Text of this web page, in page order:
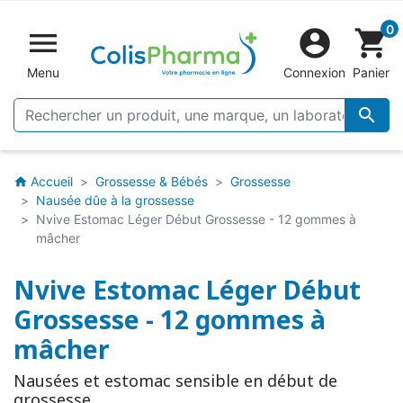

Menu


Connexion
shopping_cart0
Panier
home Accueil Grossesse & Bébés
Grossesse
Nausée dûe à la grossesse
Nvive Estomac Léger Début Grossesse - 12 gommes à
mâcher
Nvive Estomac Léger Début
Grossesse - 12 gommes à
mâcher
Nausées et estomac sensible en début de